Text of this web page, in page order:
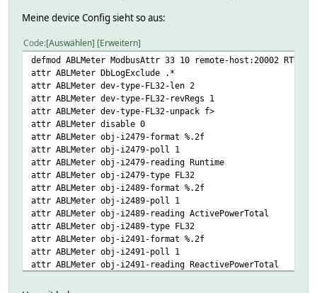
Meine device Config sieht so aus:
Code Auswählen Erweitern
defmod ABLMeter ModbusAttr 33 10 remote-host:20002 RTU
attr ABLMeter DbLogExclude .*
attr ABLMeter dev-type-FL32-len 2
attr ABLMeter dev-type-FL32-revRegs 1
attr ABLMeter dev-type-FL32-unpack f>
attr ABLMeter disable 0
attr ABLMeter obj-i2479-format %.2f
attr ABLMeter obj-i2479-poll 1
attr ABLMeter obj-i2479-reading Runtime
attr ABLMeter obj-i2479-type FL32
attr ABLMeter obj-i2489-format %.2f
attr ABLMeter obj-i2489-poll 1
attr ABLMeter obj-i2489-reading ActivePowerTotal
attr ABLMeter obj-i2489-type FL32
attr ABLMeter obj-i2491-format %.2f
attr ABLMeter obj-i2491-poll 1
attr ABLMeter obj-i2491-reading ReactivePowerTotal
attr ABLMeter obj-i2493-format %.2f